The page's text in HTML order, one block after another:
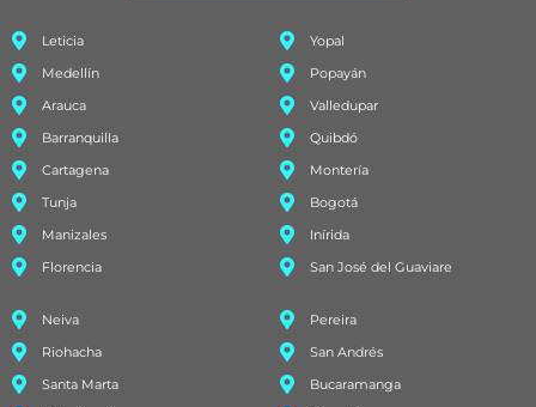
Leticia
Medellín
Arauca
Barranquilla
Cartagena
Tunja
Manizales
Florencia
Yopal
Popayán
Valledupar
Quibdó
Montería
Bogotá
Inírida
San José del Guaviare
Neiva
Riohacha
Santa Marta
Pereira
San Andrés
Bucaramanga